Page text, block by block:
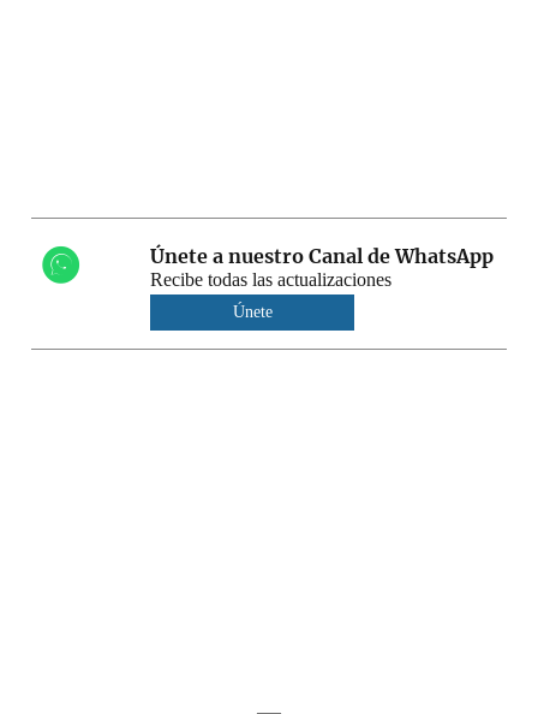
Únete a nuestro Canal de WhatsApp
Recibe todas las actualizaciones
Únete